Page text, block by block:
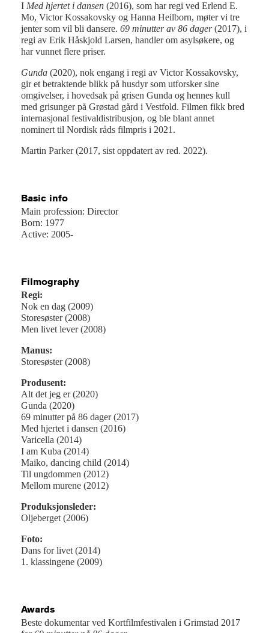
I Med hjertet i dansen (2016), som har regi ved Erlend E.
Mo, Victor Kossakovsky og Hanna Heilborn, møter vi tre
jenter som vil bli dansere. 69 minutter av 86 dager(2017), i
regi av Erik Håskjold Larsen, handler om asylsøkere, og
har vunnet flere priser.
Gunda (2020), nok engang i regi av Victor Kossakovsky,
gir et betraktende blikk på husdyr som utforsker sine
omgivelser, i hovedsak på grisen Gunda og hennes kull
med grisunger på Grøstad gård i Vestfold. Filmen fikk bred
internasjonal festivaldistribusjon, og ble blant annet
nominert til Nordisk råds filmpris i 2021.
Martin Parker (2017, sist oppdatert av red. 2022).
Basic info
Main profession: Director
Born: 1977
Active: 2005-
Filmography
Regi:
Nok en dag (2009)
Storesøster (2008)
Men livet lever (2008)
Manus:
Storesøster (2008)
Produsent:
Alt det jeg er (2020)
Gunda (2020)
69 minutter på 86 dager (2017)
Med hjertet i dansen (2016)
Varicella (2014)
I am Kuba (2014)
Maiko, dancing child (2014)
Til ungdommen (2012)
Mellom murene (2012)
Produksjonsleder:
Oljeberget (2006)
Foto:
Dans for livet (2014)
1. klassingene (2009)
Awards
Beste dokumentar ved Kortfilmfestivalen i Grimstad 2017